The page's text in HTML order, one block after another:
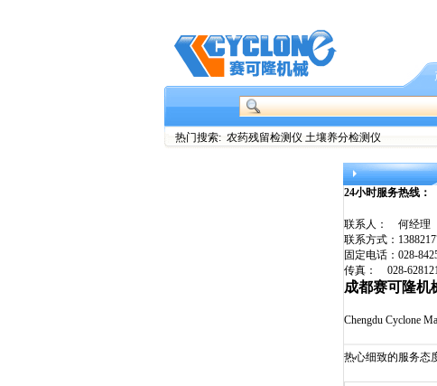
热门搜索: 农药残留检测仪 土壤养分检测仪
24小时服务热线：
联系人： 何经理
联系方式：
固定电话：028-
传真： 028-
成都赛可隆机
Chengdu Cyclone
热心细致的服务态